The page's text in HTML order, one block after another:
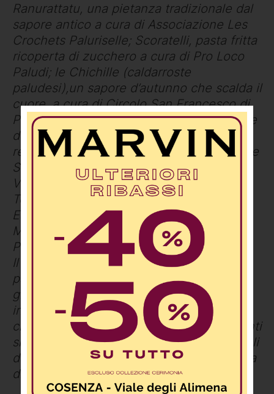
Ranurattatu, una pietanza tradizionale dal
sapore antico a cura di Associazione Les
Crochets Paluriselle; Scoratelli, pasta fritta
ricoperta di zucchero a cura di Pro Loco
Paludi; le Chichille (caldarroste
paludesi),un sapore d’autunno che scalda il
cuore, a cura di Circolo San Francesco di
Paludi; la Focaccia Brettia, ricetta originale
del dolciere Massimiliano Tagliaferro,
realizzata in collaborazione con le aziende
Straface, Fonsi e la Comunità Slow Food;
Vino tra le mura, degustazione di vini
Tenuta Corno Valano di Pietro Panettiere.
Esibizioni Artistiche nel Centro Storico.
Musica, magia e spettacolo tra le vie di
Paludi
Il centro storico si trasforma in un
palcoscenico a cielo aperto, dove clown,
giocolieri, trampolieri e artisti di strada
incanteranno grandi e piccoli con la loro
creatività e fantasia. Gli spettacoli itineranti
si fonderanno con le performance musicali
dal vivo, creando un’atmosfera unica, fatta
di ritmo, colori ed emozioni.